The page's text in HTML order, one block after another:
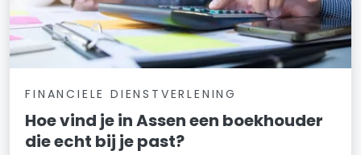
FINANCIELE DIENSTVERLENING
Hoe vind je in Assen een boekhouder
die echt bij je past?